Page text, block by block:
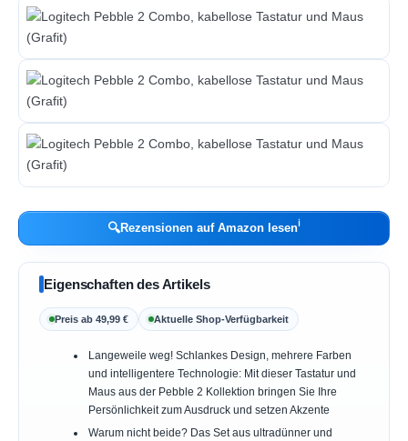
🔍Rezensionen auf Amazon lesenℹ︎
Eigenschaften des Artikels
Preis ab 49,99 € Aktuelle Shop-Verfügbarkeit
Langeweile weg! Schlankes Design, mehrere Farben
und intelligentere Technologie: Mit dieser Tastatur und
Maus aus der Pebble 2 Kollektion bringen Sie Ihre
Persönlichkeit zum Ausdruck und setzen Akzente
Warum nicht beide? Das Set aus ultradünner und